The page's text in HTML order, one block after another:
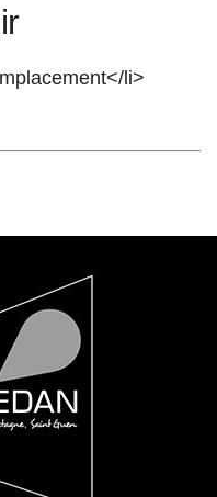
li>